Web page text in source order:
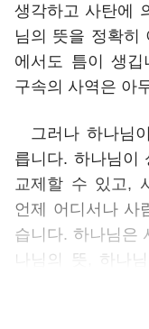
생각하고 사탄에
님의 뜻을 정확히
에서도 틈이 생
구속의 사역은 아
그러나 하나님
릅니다. 하나님이
교제할 수 있고,
언제 어디서나 사
습니다. 하나님은
나님의 뜻, 하나
추측하지 않아도